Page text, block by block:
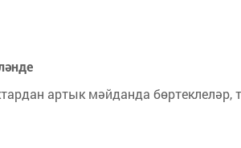
артык мәйданда